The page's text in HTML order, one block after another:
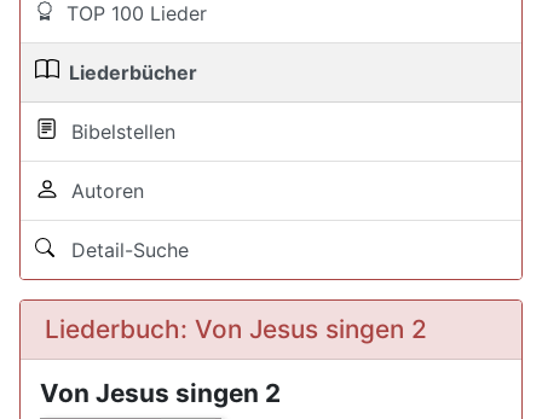
TOP 100 Lieder
Liederbücher
Bibelstellen
Autoren
Detail-Suche
Liederbuch: Von Jesus singen 2
Von Jesus singen 2